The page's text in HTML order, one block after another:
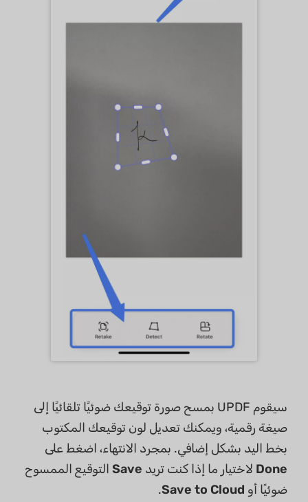
سيقوم UPDF بمسح صورة توقيعك ضوئيًا تلقائيًا إلى
صيغة رقمية، ويمكنك تعديل لون توقيعك المكتوب
بخط اليد بشكل إضافي. بمجرد الانتهاء، اضغط على
Done لاختيار ما إذا كنت تريد Save التوقيع الممسوح
ضوئيًا أو Save to Cloud
.